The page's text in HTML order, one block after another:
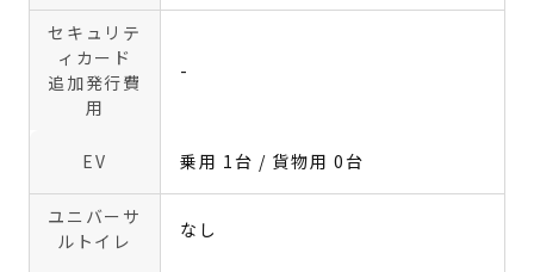
セキュリテ
ィカード
追加発行費
用
-
EV 乗用 1台 / 貨物用 0台
ユニバーサ
ルトイレ
なし